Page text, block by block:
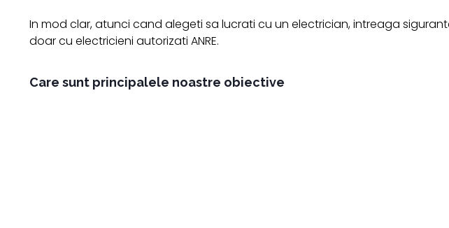
In mod clar, atunci cand alegeti sa lucrati cu un electrician, intreaga
doar cu electricieni autorizati ANRE.
Care sunt principalele noastre obiective